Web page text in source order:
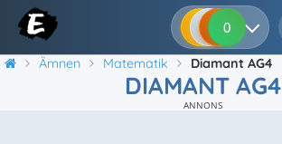
0 0 0
Ämnen Matematik Diamant AG4
DIAMANT AG4
ANNONS